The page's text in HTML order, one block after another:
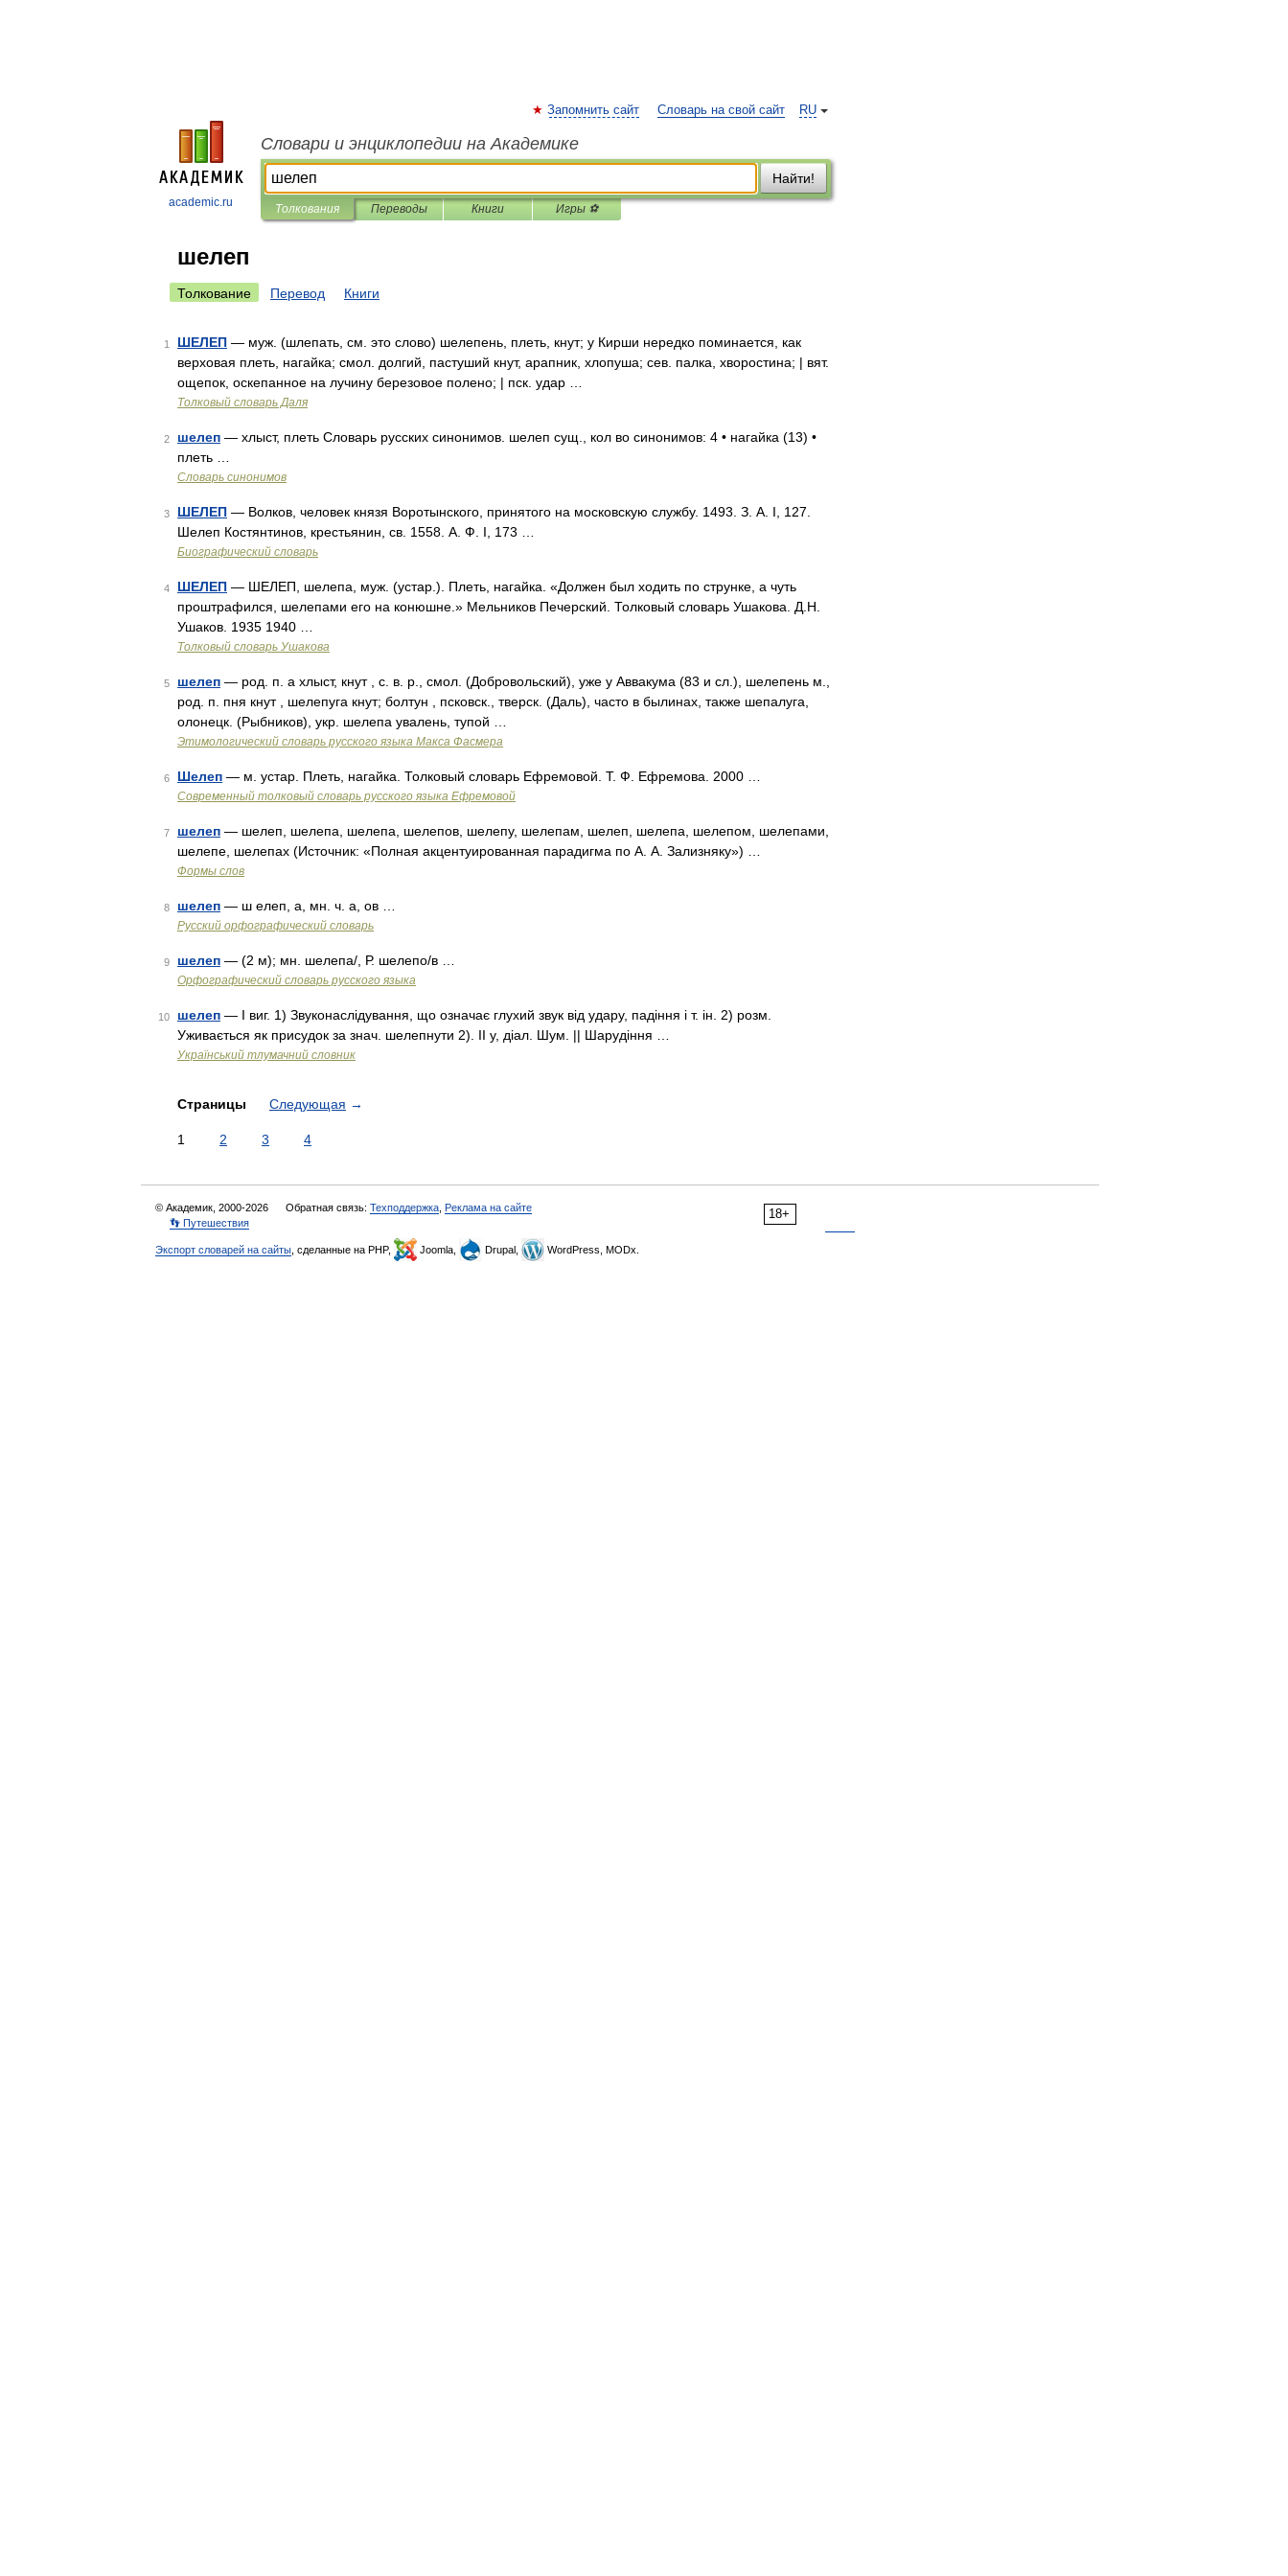
academic.ru
RU
Запомнить сайт Словарь на свой сайт
Словари и энциклопедии на Академике
Найти!
Толкования Переводы Книги Игры ⚽
шелеп
Толкование Перевод Книги
1 ШЕЛЕП — муж. (шлепать, см. это слово) шелепень, плеть, кнут; у Кирши нередко поминается, как
верховая плеть, нагайка; смол. долгий, пастуший кнут, арапник, хлопуша; сев. палка, хворостина; | вят.
ощепок, оскепанное на лучину березовое полено; | пск. удар …
Толковый словарь Даля
2 шелеп — хлыст, плеть Словарь русских синонимов. шелеп сущ., кол во синонимов: 4 • нагайка (13) •
плеть …
Словарь синонимов
3 ШЕЛЕП — Волков, человек князя Воротынского, принятого на московскую службу. 1493. З. А. I, 127.
Шелеп Костянтинов, крестьянин, св. 1558. А. Ф. I, 173 …
Биографический словарь
4 ШЕЛЕП — ШЕЛЕП, шелепа, муж. (устар.). Плеть, нагайка. «Должен был ходить по струнке, а чуть
проштрафился, шелепами его на конюшне.» Мельников Печерский. Толковый словарь Ушакова. Д.Н.
Ушаков. 1935 1940 …
Толковый словарь Ушакова
5 шелеп — род. п. а хлыст, кнут , с. в. р., смол. (Добровольский), уже у Аввакума (83 и сл.), шелепень м.,
род. п. пня кнут , шелепуга кнут; болтун , псковск., тверск. (Даль), часто в былинах, также шепалуга,
олонецк. (Рыбников), укр. шелепа увалень, тупой …
Этимологический словарь русского языка Макса Фасмера
6 Шелеп — м. устар. Плеть, нагайка. Толковый словарь Ефремовой. Т. Ф. Ефремова. 2000 …
Современный толковый словарь русского языка Ефремовой
7 шелеп — шелеп, шелепа, шелепа, шелепов, шелепу, шелепам, шелеп, шелепа, шелепом, шелепами,
шелепе, шелепах (Источник: «Полная акцентуированная парадигма по А. А. Зализняку») …
Формы слов
8 шелеп — ш елеп, а, мн. ч. а, ов …
Русский орфографический словарь
9 шелеп — (2 м); мн. шелепа/, Р. шелепо/в …
Орфографический словарь русского языка
10 шелеп — I виг. 1) Звуконаслідування, що означає глухий звук від удару, падіння і т. ін. 2) розм.
Уживається як присудок за знач. шелепнути 2). II у, діал. Шум. || Шарудіння …
Український тлумачний словник
Страницы Следующая →
1 2 3 4
18+
© Академик, 2000-2026 Обратная связь: Техподдержка Реклама на сайте
👣 Путешествия
Экспорт словарей на сайты , сделанные на PHP, Joomla, Drupal, WordPress, MODx.